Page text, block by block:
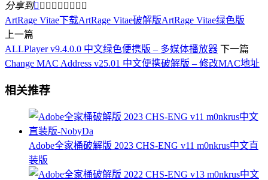
分享到        
ArtRage Vitae下载ArtRage Vitae破解版ArtRage Vitae绿色版
上一篇
ALLPlayer v9.4.0.0 中文绿色便携版 – 多媒体播放器 下一篇
Change MAC Address v25.01 中文便携破解版 – 修改MAC地址
相关推荐
Adobe全家桶破解版 2023 CHS-ENG v11 m0nkrus中文直
装版